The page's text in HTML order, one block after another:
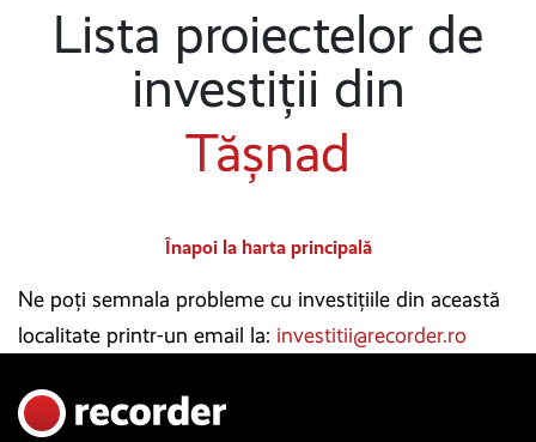
Lista proiectelor de
investiții din
Tășnad
Înapoi la harta principală
Ne poți semnala probleme cu investițiile din această
localitate printr-un email la: investitii@recorder.ro